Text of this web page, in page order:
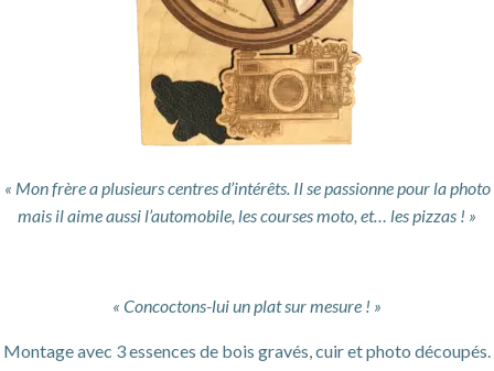
« Mon frère a plusieurs centres d’intérêts. Il se passionne pour la photo
mais il aime aussi l’automobile, les courses moto, et… les pizzas ! »
« Concoctons-lui un plat sur mesure ! »
Montage avec 3 essences de bois gravés, cuir et photo découpés.